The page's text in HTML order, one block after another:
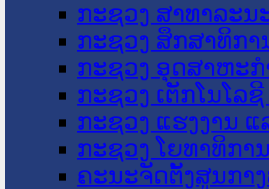
ກະຊວງ ສາທາລະນ
ກະຊວງ ສຶກສາທິກາ
ກະຊວງ ອຸດສາຫະ
ກະຊວງ ເຕັກໂນໂລ
ກະຊວງ ແຮງງານ
ກະຊວງ ໂຍທາທິກາ
ຄະນະຈັດຕັ້ງສູນກາ